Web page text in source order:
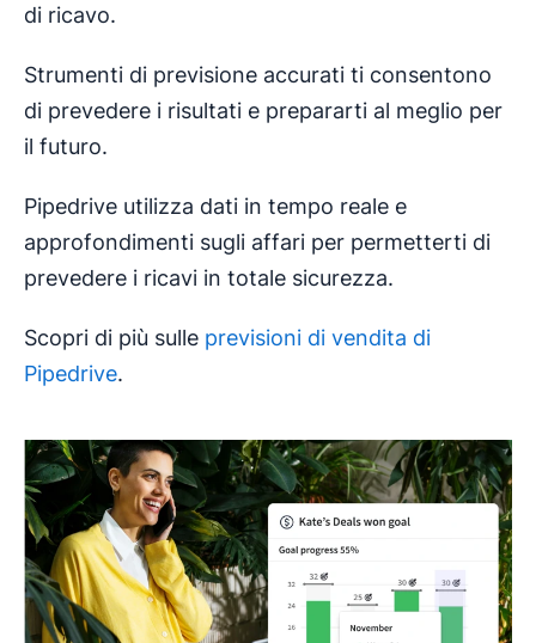
di ricavo.
Strumenti di previsione accurati ti consentono
di prevedere i risultati e prepararti al meglio per
il futuro.
Pipedrive utilizza dati in tempo reale e
approfondimenti sugli affari per permetterti di
prevedere i ricavi in totale sicurezza.
Scopri di più sulle previsioni di vendita di
Pipedrive.